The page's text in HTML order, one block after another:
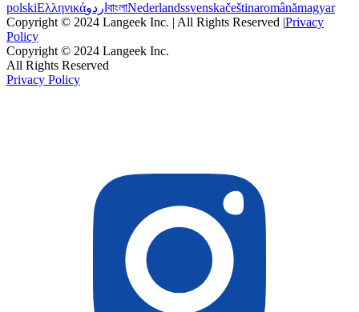
polskiΕλληνικάاردو বাংলাNederlandssvenskačeštinaromânămagyar
Copyright © 2024 Langeek Inc. | All Rights Reserved |Privacy
Policy
Copyright © 2024 Langeek Inc.
All Rights Reserved
Privacy Policy